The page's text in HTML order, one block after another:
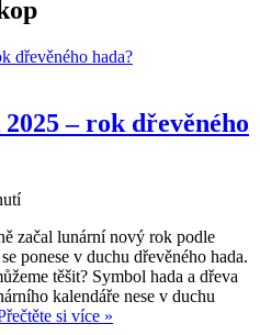
– rok dřevěného
začal lunární nový rok podle
ponese v duchu dřevěného hada.
těšit? Symbol hada a dřeva
kalendáře nese v duchu
si více »